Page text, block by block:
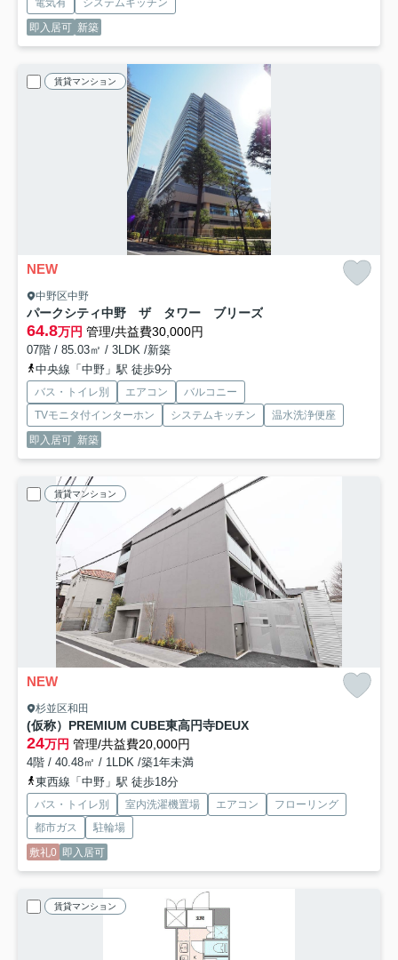
電気有
システムキッチン
即入居可 新築
賃貸マンション
NEW
中野区中野
パークシティ中野 ザ タワー ブリーズ
64.8万円 管理/共益費30,000円
07階 / 85.03㎡ / 3LDK /新築
中央線「中野」駅 徒歩9分
バス・トイレ別 エアコン
バルコニー
TVモニタ付インターホン
システムキッチン
温水洗浄便座
即入居可 新築
賃貸マンション
NEW
杉並区和田
(仮称）PREMIUM CUBE東高円寺DEUX
24万円 管理/共益費20,000円
4階 / 40.48㎡ / 1LDK /築1年未満
東西線「中野」駅 徒歩18分
バス・トイレ別 室内洗濯機置場 エアコン
フローリング
都市ガス
駐輪場
敷礼0 即入居可
賃貸マンション